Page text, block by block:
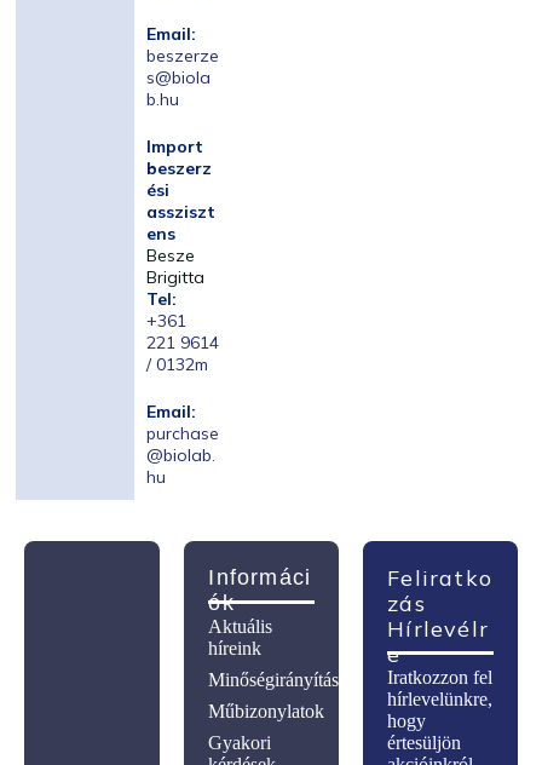
Email:
beszerze
s@biola
b.hu
Import
beszerz
ési
assziszt
ens
Besze
Brigitta
Tel:
+361
221 9614
/ 0132m
Email:
purchase
@biolab.
hu
Feliratko
Zás
Hírlevélr
E
Iratkozzon fel
hírlevelünkre,
hogy
értesüljön
Informáci
Ók
Aktuális
híreink
Minőségirányítás
Műbizonylatok
Gyakori